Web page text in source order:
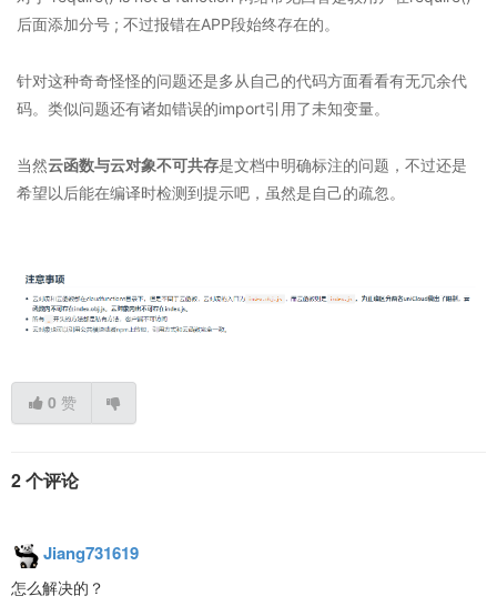
后面添加分号 ; 不过报错在APP段始终存在的。
针对这种奇奇怪怪的问题还是多从自己的代码方面看看有无冗余代
码。类似问题还有诸如错误的import引用了未知变量。
当然云函数与云对象不可共存是文档中明确标注的问题，不过还是
希望以后能在编译时检测到提示吧，虽然是自己的疏忽。
0 赞
2 个评论
Jiang731619
怎么解决的？